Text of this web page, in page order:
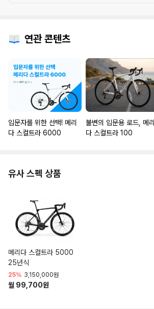
연관 콘텐츠
입문자를 위한 선택! 메리
다 스컬트라 6000
불변의 입문용 로드, 메리
다 스컬트라 100
유사 스펙 상품
메리다 스컬트라 5000
25년식
25% 3,150,000원
월 99,700원